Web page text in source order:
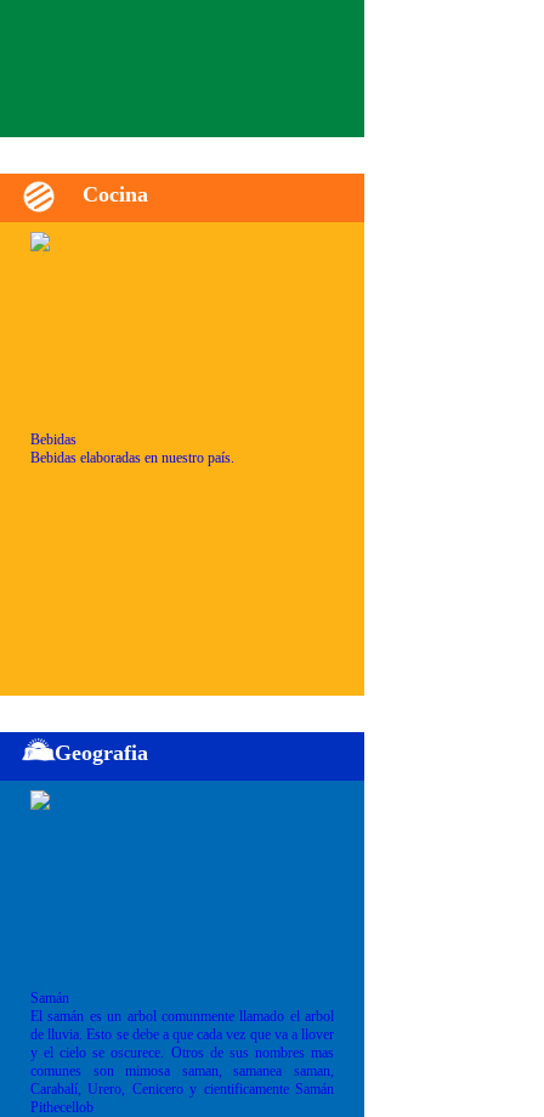
Cocina
Bebidas
Bebidas elaboradas en nuestro país.
Geografia
Samán
El samán es un arbol comunmente llamado el arbol
de lluvia. Esto se debe a que cada vez que va a llover
y el cielo se oscurece. Otros de sus nombres mas
comunes son mimosa saman, samanea saman,
Carabalí, Urero, Cenicero y cientificamente Samán
Pithecellob